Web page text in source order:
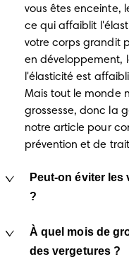
vous êtes enceinte,
ce qui affaiblit
votre corps grandit
en développement,
l'élasticité est
Mais tout le monde
grossesse, donc la
notre article pour
prévention et de
Peut-on éviter
?
À quel mois de
des vergetures ?